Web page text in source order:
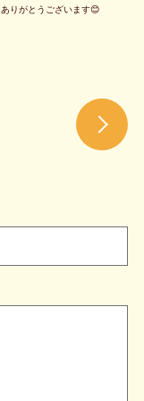
りがとうございます😊